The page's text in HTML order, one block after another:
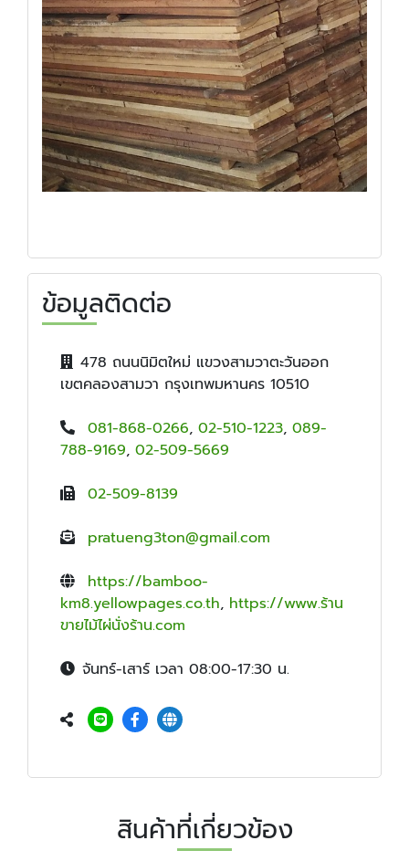
ข้อมูลติดต่อ
478 ถนนนิมิตใหม่ แขวงสามวาตะวันออก
เขตคลองสามวา กรุงเทพมหานคร 10510
081-868-0266, 02-510-1223, 089-
788-9169, 02-509-5669
02-509-8139
pratueng3ton@gmail.com
https://bamboo-
km8.yellowpages.co.th, https://www.ร้าน
ขายไม้ไผ่นั่งร้าน.com
จันทร์-เสาร์ เวลา 08:00-17:30 น.
สินค้าที่เกี่ยวข้อง